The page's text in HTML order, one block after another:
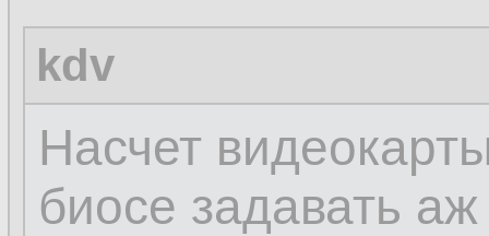
kdv
Насчет
биосе задавать